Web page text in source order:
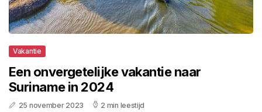
Vakantie
Een onvergetelijke vakantie naar
Suriname in 2024
25 november 2023 2 min leestijd